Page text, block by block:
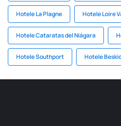
Hotele La Plagne Hotele Loire
Hotele Cataratas del Niágara
Hotele Southport Hotele